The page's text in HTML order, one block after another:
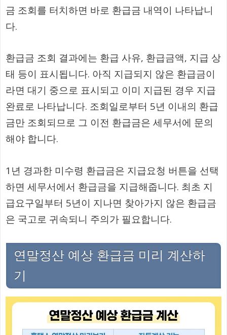
금 조회를 터치하면 바로 환급금 내역이 나타납니
다.
환급금 조회 결과에는 환급 사유, 환급금액, 지급 상
태 등이 표시됩니다. 아직 지급되지 않은 환급금이
라면 대기 중으로 표시되고 이미 지급된 경우 지급
완료로 나타납니다. 조회일로부터 5년 이내의 환급
금만 조회되므로 그 이전 환급금은 세무서에 문의
해야 합니다.
1년 경과한 미수령 환급금은 지급요청 버튼을 선택
하면 세무서에서 환급금을 지급해줍니다. 최초 지
급요구일부터 5년이 지나면 찾아가지 않은 환급금
은 국고로 귀속되니 주의가 필요합니다.
연말정산 예상 환급금 미리 계산하
기